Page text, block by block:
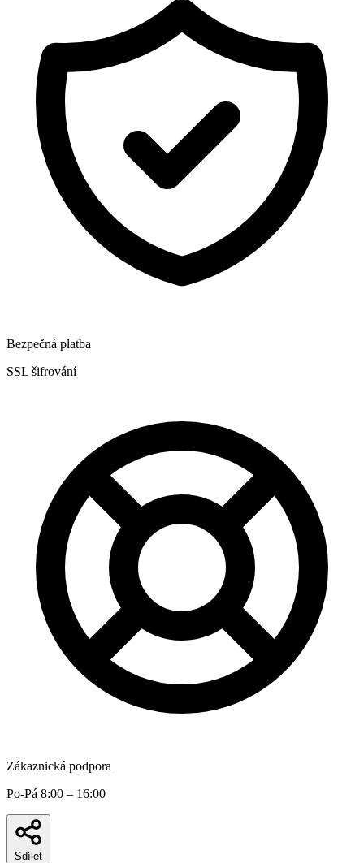
Bezpečná platba
SSL šifrování
Zákaznická podpora
Po-Pá 8:00 – 16:00
Sdílet